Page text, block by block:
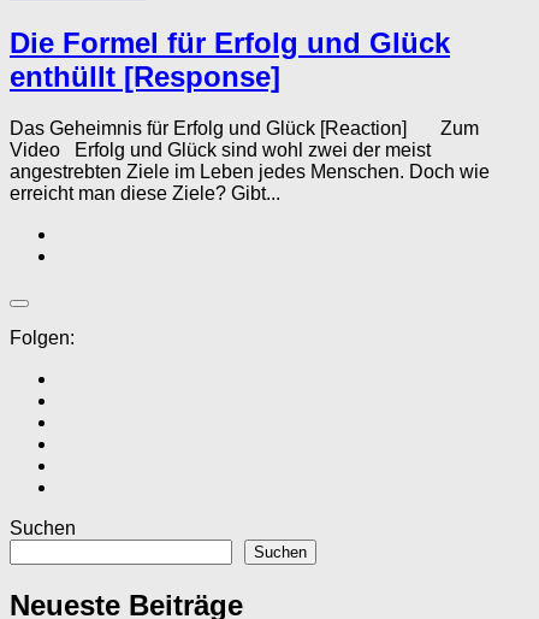
Die Formel für Erfolg und Glück
enthüllt [Response]
Das Geheimnis für Erfolg und Glück [Reaction] Zum
Video Erfolg und Glück sind wohl zwei der meist
angestrebten Ziele im Leben jedes Menschen. Doch wie
erreicht man diese Ziele? Gibt...
Folgen:
Suchen
Suchen
Neueste Beiträge